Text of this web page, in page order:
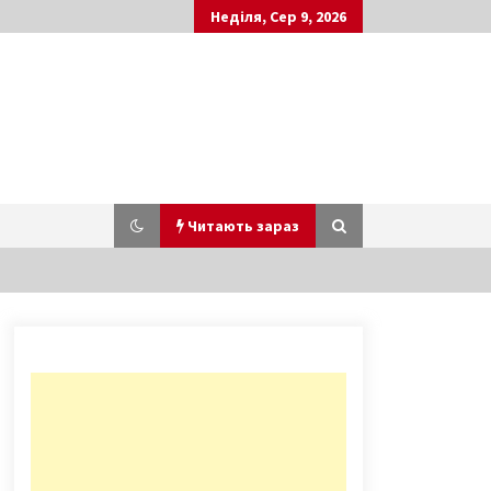
Неділя, Сер 9, 2026
Читають зараз